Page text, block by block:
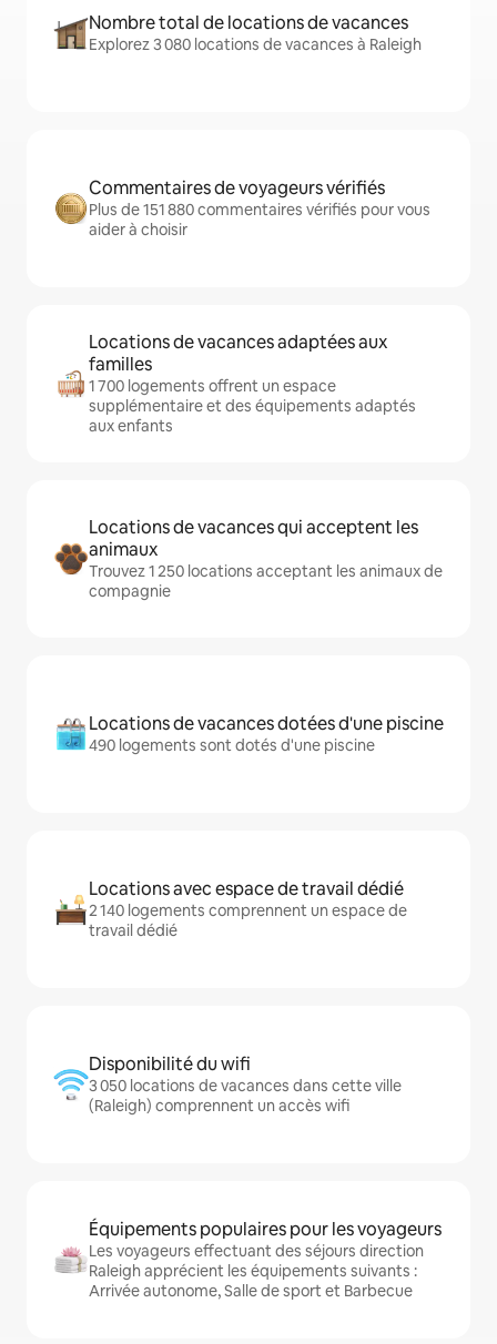
Nombre total de locations de vacances
Explorez 3 080 locations de vacances à Raleigh
Commentaires de voyageurs vérifiés
Plus de 151 880 commentaires vérifiés pour vous
aider à choisir
Locations de vacances adaptées aux
familles
1 700 logements offrent un espace
supplémentaire et des équipements adaptés
aux enfants
Locations de vacances qui acceptent les
animaux
Trouvez 1 250 locations acceptant les animaux de
compagnie
Locations de vacances dotées d'une piscine
490 logements sont dotés d'une piscine
Locations avec espace de travail dédié
2 140 logements comprennent un espace de
travail dédié
Disponibilité du wifi
3 050 locations de vacances dans cette ville
(Raleigh) comprennent un accès wifi
Équipements populaires pour les voyageurs
Les voyageurs effectuant des séjours direction
Raleigh apprécient les équipements suivants :
Arrivée autonome, Salle de sport et Barbecue